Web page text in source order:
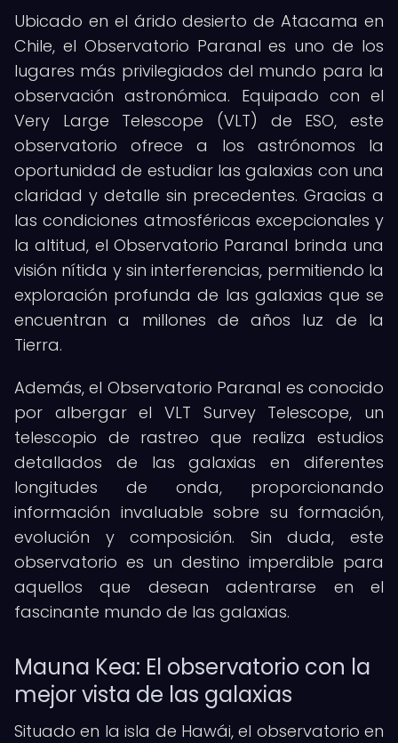
Ubicado en el árido desierto de Atacama en
Chile, el Observatorio Paranal es uno de los
lugares más privilegiados del mundo para la
observación astronómica. Equipado con el
Very Large Telescope (VLT) de ESO, este
observatorio ofrece a los astrónomos la
oportunidad de estudiar las galaxias con una
claridad y detalle sin precedentes. Gracias a
las condiciones atmosféricas excepcionales y
la altitud, el Observatorio Paranal brinda una
visión nítida y sin interferencias, permitiendo la
exploración profunda de las galaxias que se
encuentran a millones de años luz de la
Tierra.
Además, el Observatorio Paranal es conocido
por albergar el VLT Survey Telescope, un
telescopio de rastreo que realiza estudios
detallados de las galaxias en diferentes
longitudes de onda, proporcionando
información invaluable sobre su formación,
evolución y composición. Sin duda, este
observatorio es un destino imperdible para
aquellos que desean adentrarse en el
fascinante mundo de las galaxias.
Mauna Kea: El observatorio con la
mejor vista de las galaxias
Situado en la isla de Hawái, el observatorio en